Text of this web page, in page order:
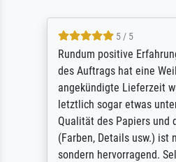
5 / 5
Rundum positive
des Auftrags hat eine
angekündigte Lieferzeit
letztlich sogar etwas
Qualität des Papiers und
(Farben, Details usw.) ist
sondern hervorragend.